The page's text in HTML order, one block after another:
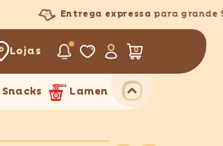
Entrega expressapara grande São
Lojas 00
Snacks Lamen